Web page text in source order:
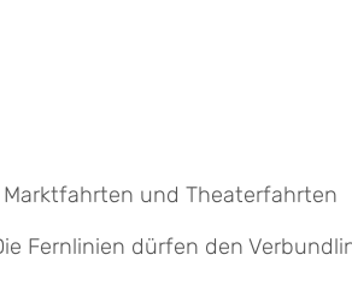
Marktfahrten und Theaterfahrten
Fernlinien dürfen den